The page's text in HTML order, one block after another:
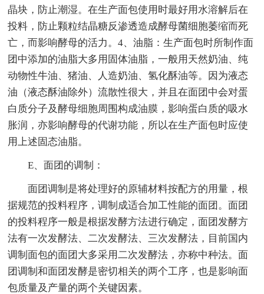
晶块，防止潮湿。在生产面包使用时最好用水溶解后在
投料，防止颗粒结晶糖反渗透造成酵母菌细胞萎缩而死
亡，而影响酵母的活力。4、油脂：生产面包时所制作面
团中添加的油脂大多用固体油脂，一般用天然奶油、纯
动物性牛油、猪油、人造奶油、氢化酥油等。因为液态
油（液态酥油除外）流散性很大，并且在面团中会对蛋
白质分子及酵母细胞周围构成油膜，影响蛋白质的吸水
胀润，亦影响酵母的代谢功能，所以在生产面包时应使
用上述固态油脂。
E、面团的调制：
面团调制是将处理好的原辅材料按配方的用量，根
据规范的投料程序，调制成适合加工性能的面团。面团
的投料程序一般是根据发酵方法进行确定，面团发酵方
法有一次发酵法、二次发酵法、三次发酵法，目前国内
调制面包的面团大多采用二次发酵法，亦称中种法。面
团调制和面团发酵是密切相关的两个工序，也是影响面
包质量及产量的两个关键因素。